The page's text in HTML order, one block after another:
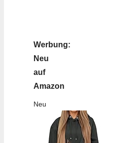
Werbung:
Neu
auf
Amazon
Neu